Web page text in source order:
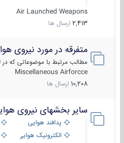
Air Launched Weapons
2,413 ارسال ها
متفرقه در مورد نیروی
مطالب مرتبط با موضوعاتی که در
Miscellaneous Airforcce
10,208 ارسال ها
سایر بخشهای نیروی
پدافند هوایی
الکترونیک هوایی